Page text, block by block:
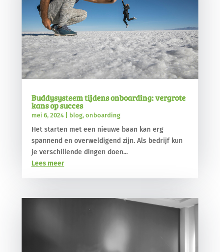
Buddysysteem tijdens onboarding: vergrote
kans op succes
mei 6, 2024| blog, onboarding
Het starten met een nieuwe baan kan erg
spannend en overweldigend zijn. Als bedrijf kun
je verschillende dingen doen...
Lees meer